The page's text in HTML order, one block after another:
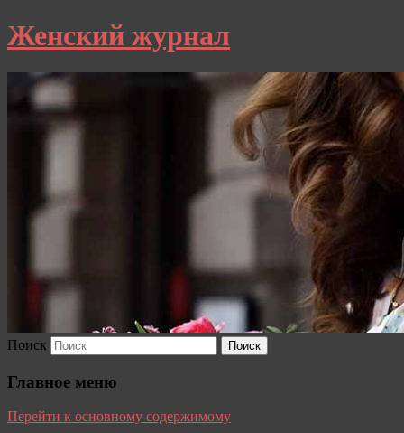
Женский журнал
Поиск
Главное меню
Перейти к основному содержимому